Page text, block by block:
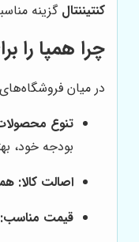
کنتیننتالگزینه
چرا همپا را
در میان
تنوع
بودجه خود،
اصالت کالا:
قیمت مناسب: